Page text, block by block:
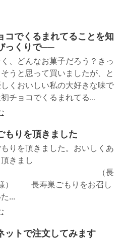
コでくるまれてることを知
っくりで──
、どんなお菓子だろう？きっ
うと思って買いましたが、と
くおいしい私の大好きな味で
チョコでくるまれてる...
もりを頂きました
りを頂きました。おいしくあ
きまし
。 （長
） 長寿巣ごもりをお召し
...
ットで注文してみます